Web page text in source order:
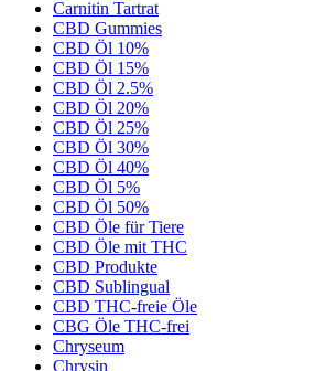
Carnitin Tartrat
CBD Gummies
CBD Öl 10%
CBD Öl 15%
CBD Öl 2.5%
CBD Öl 20%
CBD Öl 25%
CBD Öl 30%
CBD Öl 40%
CBD Öl 5%
CBD Öl 50%
CBD Öle für Tiere
CBD Öle mit THC
CBD Produkte
CBD Sublingual
CBD THC-freie Öle
CBG Öle THC-frei
Chryseum
Chrysin